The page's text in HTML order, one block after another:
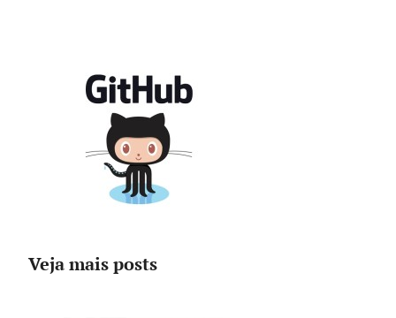
Veja mais posts